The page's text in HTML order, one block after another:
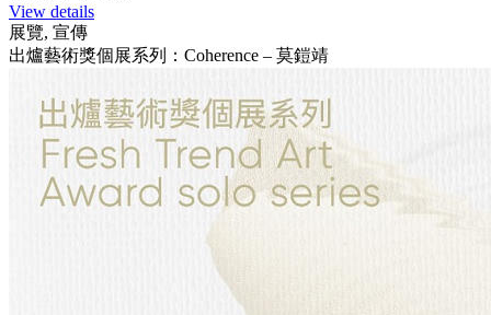
View details
展覽, 宣傳
出爐藝術獎個展系列：Coherence – 莫鎧靖